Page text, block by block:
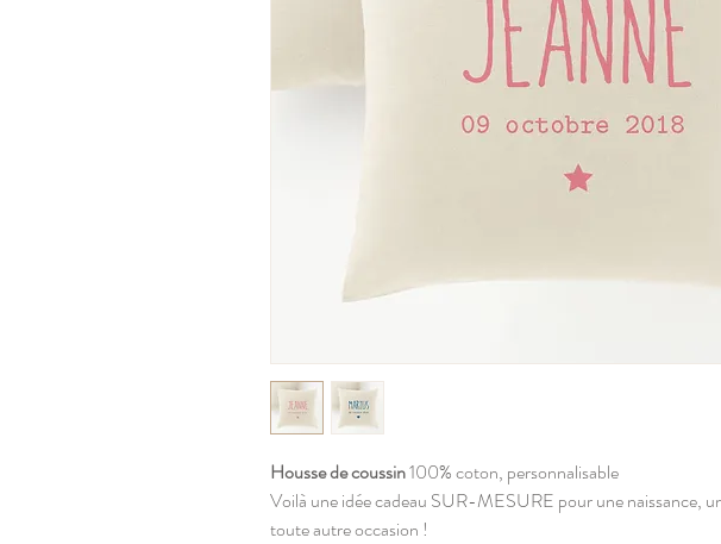
Housse de coussin100% coton, personnalisable
Voilà une idée cadeau SUR-MESURE pour une naissance,
toute autre occasion !